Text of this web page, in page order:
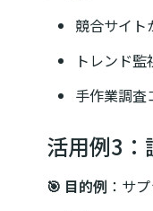
競合サイト
トレンド監
手作業調査
活用例3：
🎯 目的例 ：サ